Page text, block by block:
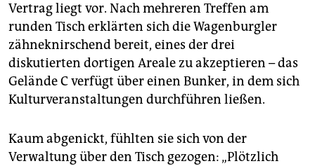
Vertrag liegt vor. Nach mehreren Treffen am
runden Tisch erklärten sich die Wagenburgler
zähneknirschend bereit, eines der drei
diskutierten dortigen Areale zu akzeptieren – das
Gelände C verfügt über einen Bunker, in dem sich
Kulturveranstaltungen durchführen ließen.
Kaum abgenickt, fühlten sie sich von der
Verwaltung über den Tisch gezogen: „Plötzlich